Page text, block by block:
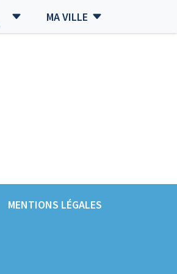
MA VILLE
MENTIONS LÉGALES